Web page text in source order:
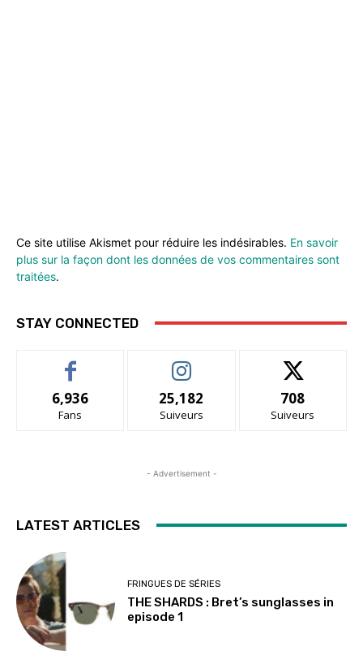
Ce site utilise Akismet pour réduire les indésirables. En savoir
plus sur la façon dont les données de vos commentaires sont
traitées.
STAY CONNECTED
6,936
Fans
25,182
Suiveurs
708
Suiveurs
- Advertisement -
LATEST ARTICLES
FRINGUES DE SÉRIES
THE SHARDS : Bret’s sunglasses in
episode 1